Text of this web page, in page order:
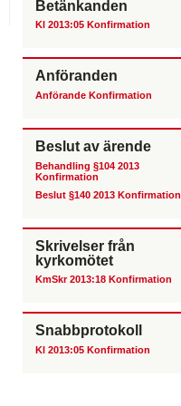
Betänkanden
Kl 2013:05 Konfirmation
Anföranden
Anförande Konfirmation
Beslut av ärende
Behandling §104 2013
Konfirmation
Beslut §140 2013 Konfirmation
Skrivelser från
kyrkomötet
KmSkr 2013:18 Konfirmation
Snabbprotokoll
Kl 2013:05 Konfirmation